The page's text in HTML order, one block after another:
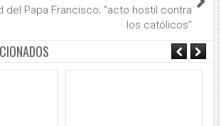
del Papa Francisco; “acto hostil contra
los católicos”